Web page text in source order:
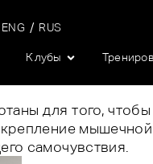
ENG RUS
Клубы
для того,
самочувствия.